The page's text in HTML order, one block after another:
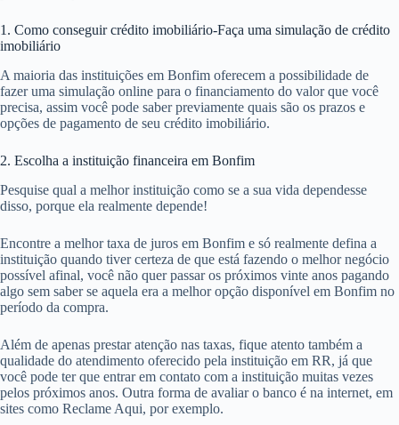
1. Como conseguir crédito imobiliário-Faça uma simulação de crédito
imobiliário
A maioria das instituições em Bonfim oferecem a possibilidade de
fazer uma simulação online para o financiamento do valor que você
precisa, assim você pode saber previamente quais são os prazos e
opções de pagamento de seu crédito imobiliário.
2. Escolha a instituição financeira em Bonfim
Pesquise qual a melhor instituição como se a sua vida dependesse
disso, porque ela realmente depende!
Encontre a melhor taxa de juros em Bonfim e só realmente defina a
instituição quando tiver certeza de que está fazendo o melhor negócio
possível afinal, você não quer passar os próximos vinte anos pagando
algo sem saber se aquela era a melhor opção disponível em Bonfim no
período da compra.
Além de apenas prestar atenção nas taxas, fique atento também a
qualidade do atendimento oferecido pela instituição em RR, já que
você pode ter que entrar em contato com a instituição muitas vezes
pelos próximos anos. Outra forma de avaliar o banco é na internet, em
sites como Reclame Aqui, por exemplo.